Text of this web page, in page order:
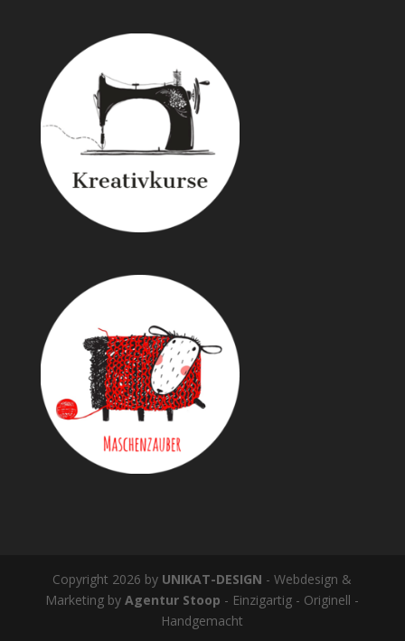
Copyright 2026 by UNIKAT-DESIGN - Webdesign &
Marketing byAgentur Stoop - Einzigartig - Originell -
Handgemacht